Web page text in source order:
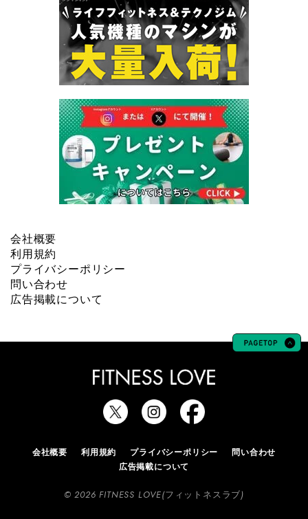
会社概要
利用規約
プライバシーポリシー
問い合わせ
広告掲載について
会社概要 利用規約 プライバシーポリシー
問い合わせ
広告掲載について
© 2026 FITNESS LOVE(フィットネスラブ)